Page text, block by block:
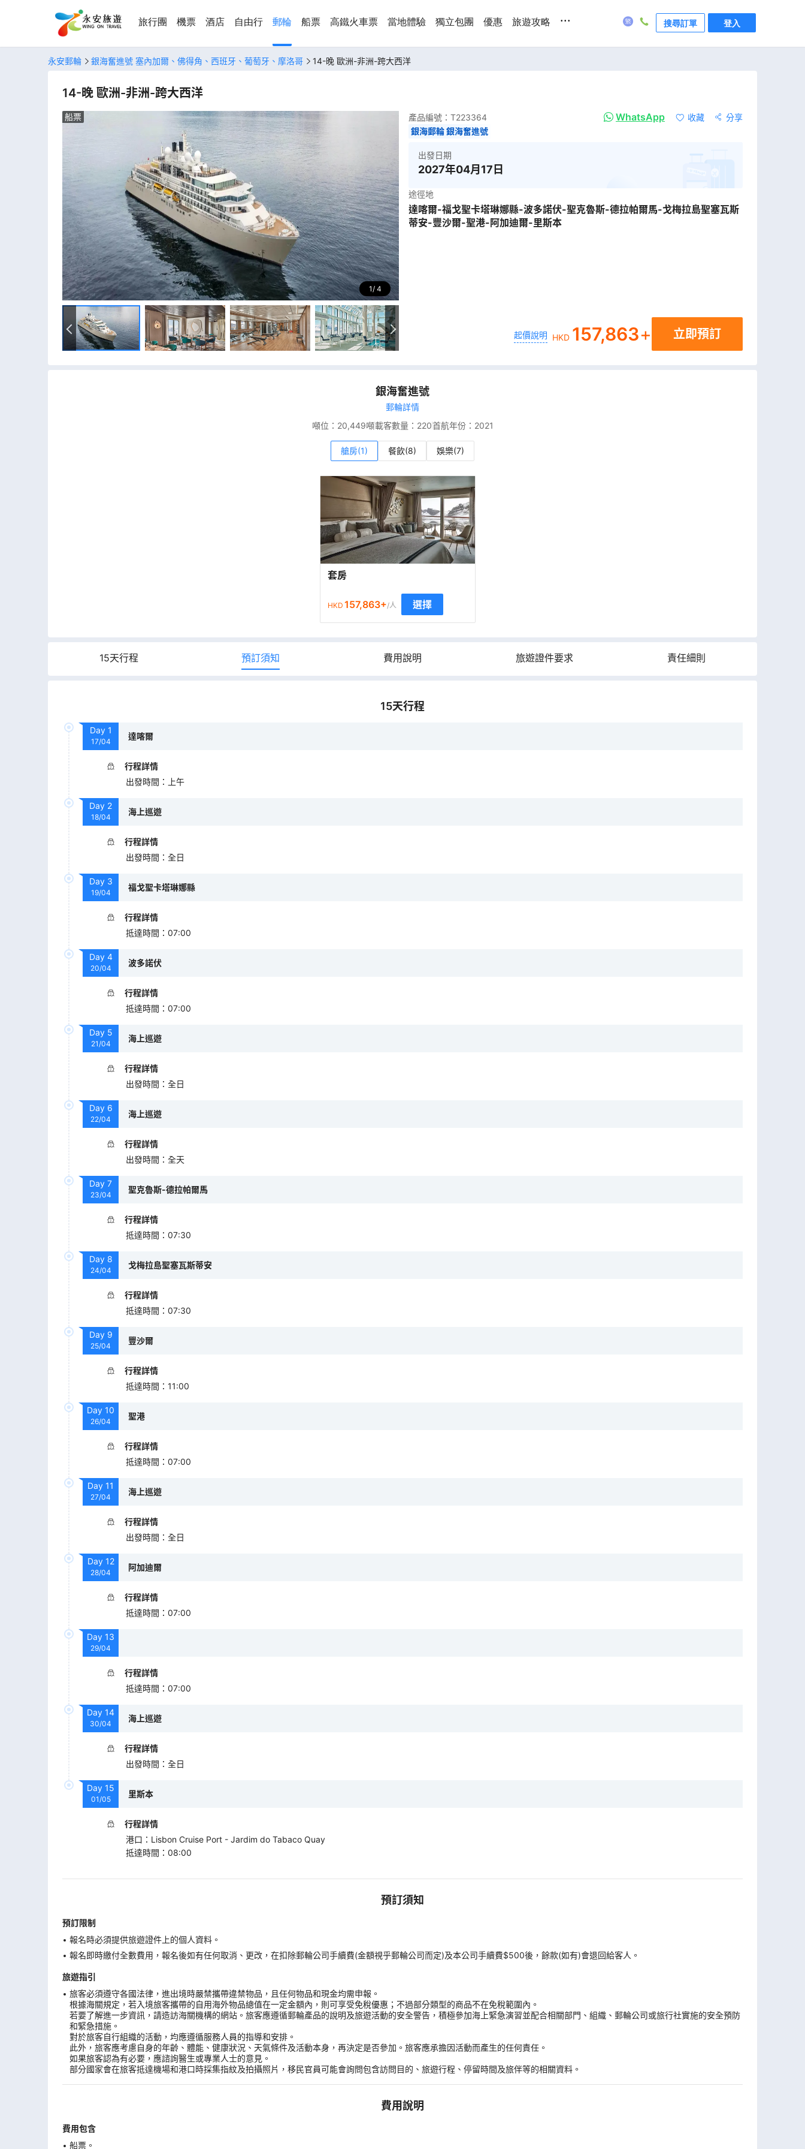
旅行團 機票 酒店 自由行 郵輪 船票 高鐵火車票 當地體驗 獨立包團 優惠 旅遊攻略 ... 搜尋訂單 登入
永安郵輪 銀海奮進號 塞內加爾、佛得角、西班牙、葡萄牙、摩洛哥 14-晚 歐洲-非洲-跨大西洋
14-晚 歐洲-非洲-跨大西洋
1 4
船票 產品編號： T223364 WhatsApp 收藏
分享
銀海郵輪 銀海奮進號
出發日期
2027年04月17日
途徑地
達喀爾-福戈聖卡塔琳娜縣-波多諾伏-聖克魯斯-德拉帕爾馬-戈梅拉島聖塞瓦斯
蒂安-豐沙爾-聖港-阿加迪爾-里斯本
起價說明 HKD 157,863+ 立即預訂
銀海奮進號
郵輪詳情
噸位： 20,449噸載客數量： 220首航年份： 2021
艙房(1) 餐飲(8) 娛樂(7)
套房
HKD 157,863+/人 選擇
15天行程 預訂須知 費用說明 旅遊證件要求 責任細則
15天行程
Day 1
17/04
達喀爾
行程詳情
出發時間 ： 上午
Day 2
18/04
海上巡遊
行程詳情
出發時間 ： 全日
Day 3
19/04
福戈聖卡塔琳娜縣
行程詳情
抵達時間 ： 07:00
Day 4
20/04
波多諾伏
行程詳情
抵達時間 ： 07:00
Day 5
21/04
海上巡遊
行程詳情
出發時間 ： 全日
Day 6
22/04
海上巡遊
行程詳情
出發時間 ： 全天
Day 7
23/04
聖克魯斯-德拉帕爾馬
行程詳情
抵達時間 ： 07:30
Day 8
24/04
戈梅拉島聖塞瓦斯蒂安
行程詳情
抵達時間 ： 07:30
Day 9
25/04
豐沙爾
行程詳情
抵達時間 ： 11:00
Day 10
26/04
聖港
行程詳情
抵達時間 ： 07:00
Day 11
27/04
海上巡遊
行程詳情
出發時間 ： 全日
Day 12
28/04
阿加迪爾
行程詳情
抵達時間 ： 07:00
Day 13
29/04
行程詳情
抵達時間 ： 07:00
Day 14
30/04
海上巡遊
行程詳情
出發時間 ： 全日
Day 15
01/05
里斯本
行程詳情
港口 ： Lisbon Cruise Port - Jardim do Tabaco Quay
抵達時間 ： 08:00
預訂須知
預訂限制
報名時必須提供旅遊證件上的個人資料。
報名即時繳付全數費用，報名後如有任何取消、更改，在扣除郵輪公司手續費(金額視乎郵輪公司而定)及本公司手續費$500後，餘款(如有)會退回給客人。
旅遊指引
旅客必須遵守各國法律，進出境時嚴禁攜帶違禁物品，且任何物品和現金均需申報。
根據海關規定，若入境旅客攜帶的自用海外物品總值在一定金額內，則可享受免稅優惠；不過部分類型的商品不在免稅範圍內。
若要了解進一步資訊，請造訪海關機構的網站。旅客應遵循郵輪產品的說明及旅遊活動的安全警告，積極參加海上緊急演習並配合相關部門、組織、郵輪公司或旅行社實施的安全預防
和緊急措施。
對於旅客自行組織的活動，均應遵循服務人員的指導和安排。
此外，旅客應考慮自身的年齡、體能、健康狀況、天氣條件及活動本身，再決定是否參加。旅客應承擔因活動而產生的任何責任。
如果旅客認為有必要，應諮詢醫生或專業人士的意見。
部分國家會在旅客抵達機場和港口時採集指紋及拍攝照片，移民官員可能會詢問包含訪問目的、旅遊行程、停留時間及旅伴等的相關資料。
費用說明
費用包含
船票。